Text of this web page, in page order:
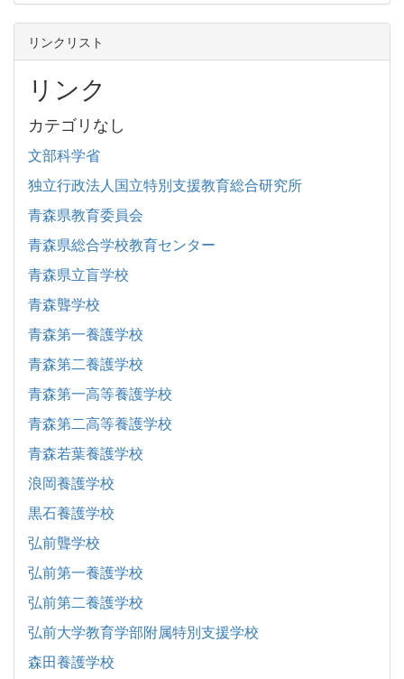
リンクリスト
リンク
カテゴリなし
文部科学省
独立行政法人国立特別支援教育総合研究所
青森県教育委員会
青森県総合学校教育センター
青森県立盲学校
青森聾学校
青森第一養護学校
青森第二養護学校
青森第一高等養護学校
青森第二高等養護学校
青森若葉養護学校
浪岡養護学校
黒石養護学校
弘前聾学校
弘前第一養護学校
弘前第二養護学校
弘前大学教育学部附属特別支援学校
森田養護学校